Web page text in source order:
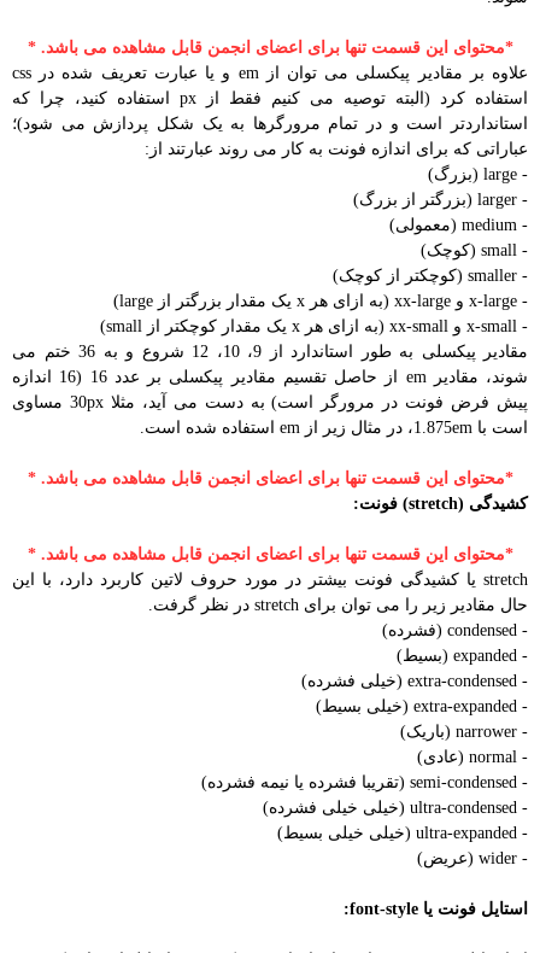
*محتوای این قسمت تنها برای اعضای انجمن قابل مشاهده می باشد. *
علاوه بر مقادیر پیکسلی می توان از em و یا عبارت تعریف شده در css
استفاده کرد (البته توصیه می کنیم فقط از px استفاده کنید، چرا که
استانداردتر است و در تمام مرورگرها به یک شکل پردازش می شود)؛
عباراتی که برای اندازه فونت به کار می روند عبارتند از:
- large (بزرگ)
- larger (بزرگتر از بزرگ)
- medium (معمولی)
- small (کوچک)
- smaller (کوچکتر از کوچک)
- x-large و xx-large (به ازای هر x یک مقدار بزرگتر از large)
- x-small و xx-small (به ازای هر x یک مقدار کوچکتر از small)
مقادیر پیکسلی به طور استاندارد از 9، 10، 12 شروع و به 36 ختم می
شوند، مقادیر em از حاصل تقسیم مقادیر پیکسلی بر عدد 16 (16 اندازه
پیش فرض فونت در مرورگر است) به دست می آید، مثلا 30px مساوی
است با 1.875em، در مثال زیر از em استفاده شده است.
*محتوای این قسمت تنها برای اعضای انجمن قابل مشاهده می باشد. *
کشیدگی (stretch) فونت:
*محتوای این قسمت تنها برای اعضای انجمن قابل مشاهده می باشد. *
stretch یا کشیدگی فونت بیشتر در مورد حروف لاتین کاربرد دارد، با این
حال مقادیر زیر را می توان برای stretch در نظر گرفت.
- condensed (فشرده)
- expanded (بسیط)
- extra-condensed (خیلی فشرده)
- extra-expanded (خیلی بسیط)
- narrower (باریک)
- normal (عادی)
- semi-condensed (تقریبا فشرده یا نیمه فشرده)
- ultra-condensed (خیلی خیلی فشرده)
- ultra-expanded (خیلی خیلی بسیط)
- wider (عریض)
استایل فونت یا font-style: